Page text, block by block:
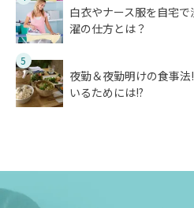
白衣やナース服を自宅
濯の仕方とは？
5
夜勤＆夜勤明けの食事
いるためには!?